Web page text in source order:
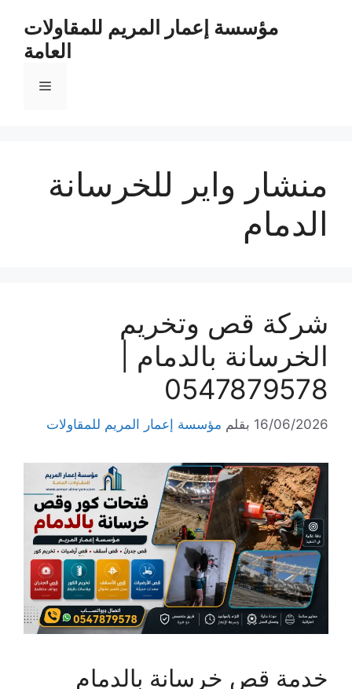
مؤسسة إعمار المريم للمقاولات
العامة
منشار واير للخرسانة
الدمام
شركة قص وتخريم
الخرسانة بالدمام |
0547879578
16/06/2026 بقلم مؤسسة إعمار المريم للمقاولات
خدمة قص خرسانة بالدمام